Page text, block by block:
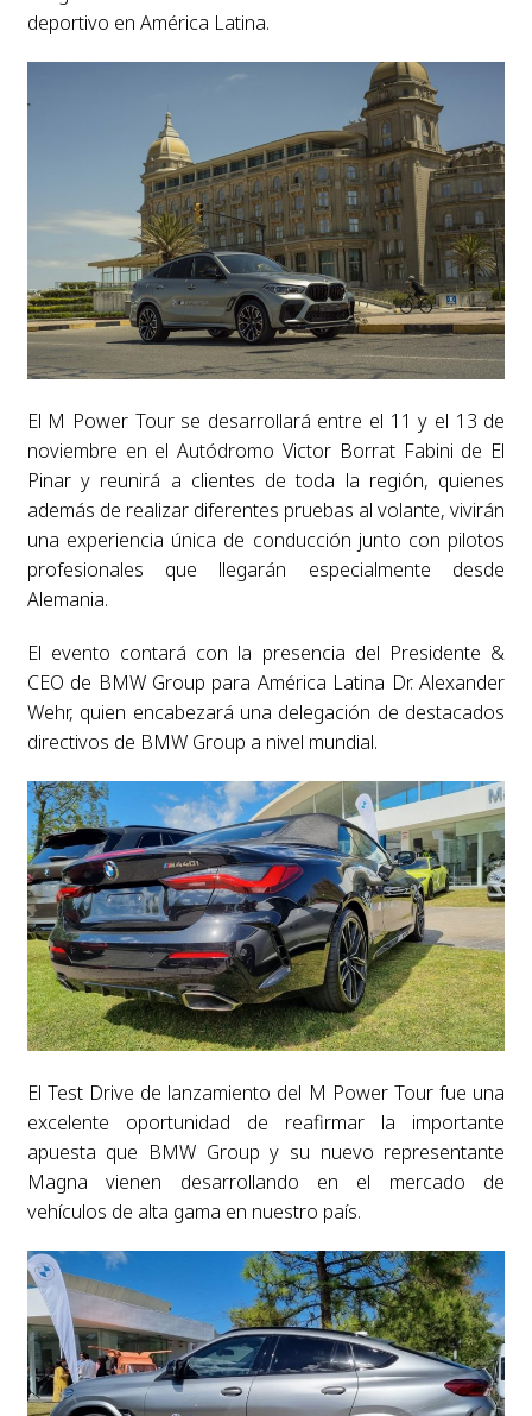
deportivo en América Latina.
El M Power Tour se desarrollará entre el 11 y el 13 de
noviembre en el Autódromo Victor Borrat Fabini de El
Pinar y reunirá a clientes de toda la región, quienes
además de realizar diferentes pruebas al volante, vivirán
una experiencia única de conducción junto con pilotos
profesionales que llegarán especialmente desde
Alemania.
El evento contará con la presencia del Presidente &
CEO de BMW Group para América Latina Dr. Alexander
Wehr, quien encabezará una delegación de destacados
directivos de BMW Group a nivel mundial.
El Test Drive de lanzamiento del M Power Tour fue una
excelente oportunidad de reafirmar la importante
apuesta que BMW Group y su nuevo representante
Magna vienen desarrollando en el mercado de
vehículos de alta gama en nuestro país.